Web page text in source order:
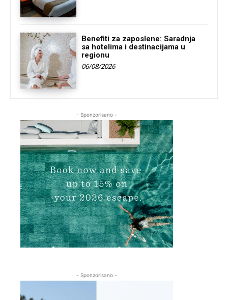
Benefiti za zaposlene: Saradnja
sa hotelima i destinacijama u
regionu
06/08/2026
- Sponzorisano -
- Sponzorisano -